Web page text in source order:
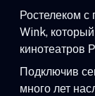
Ростелеком с
Wink,
кинотеатров
Подключив
много лет